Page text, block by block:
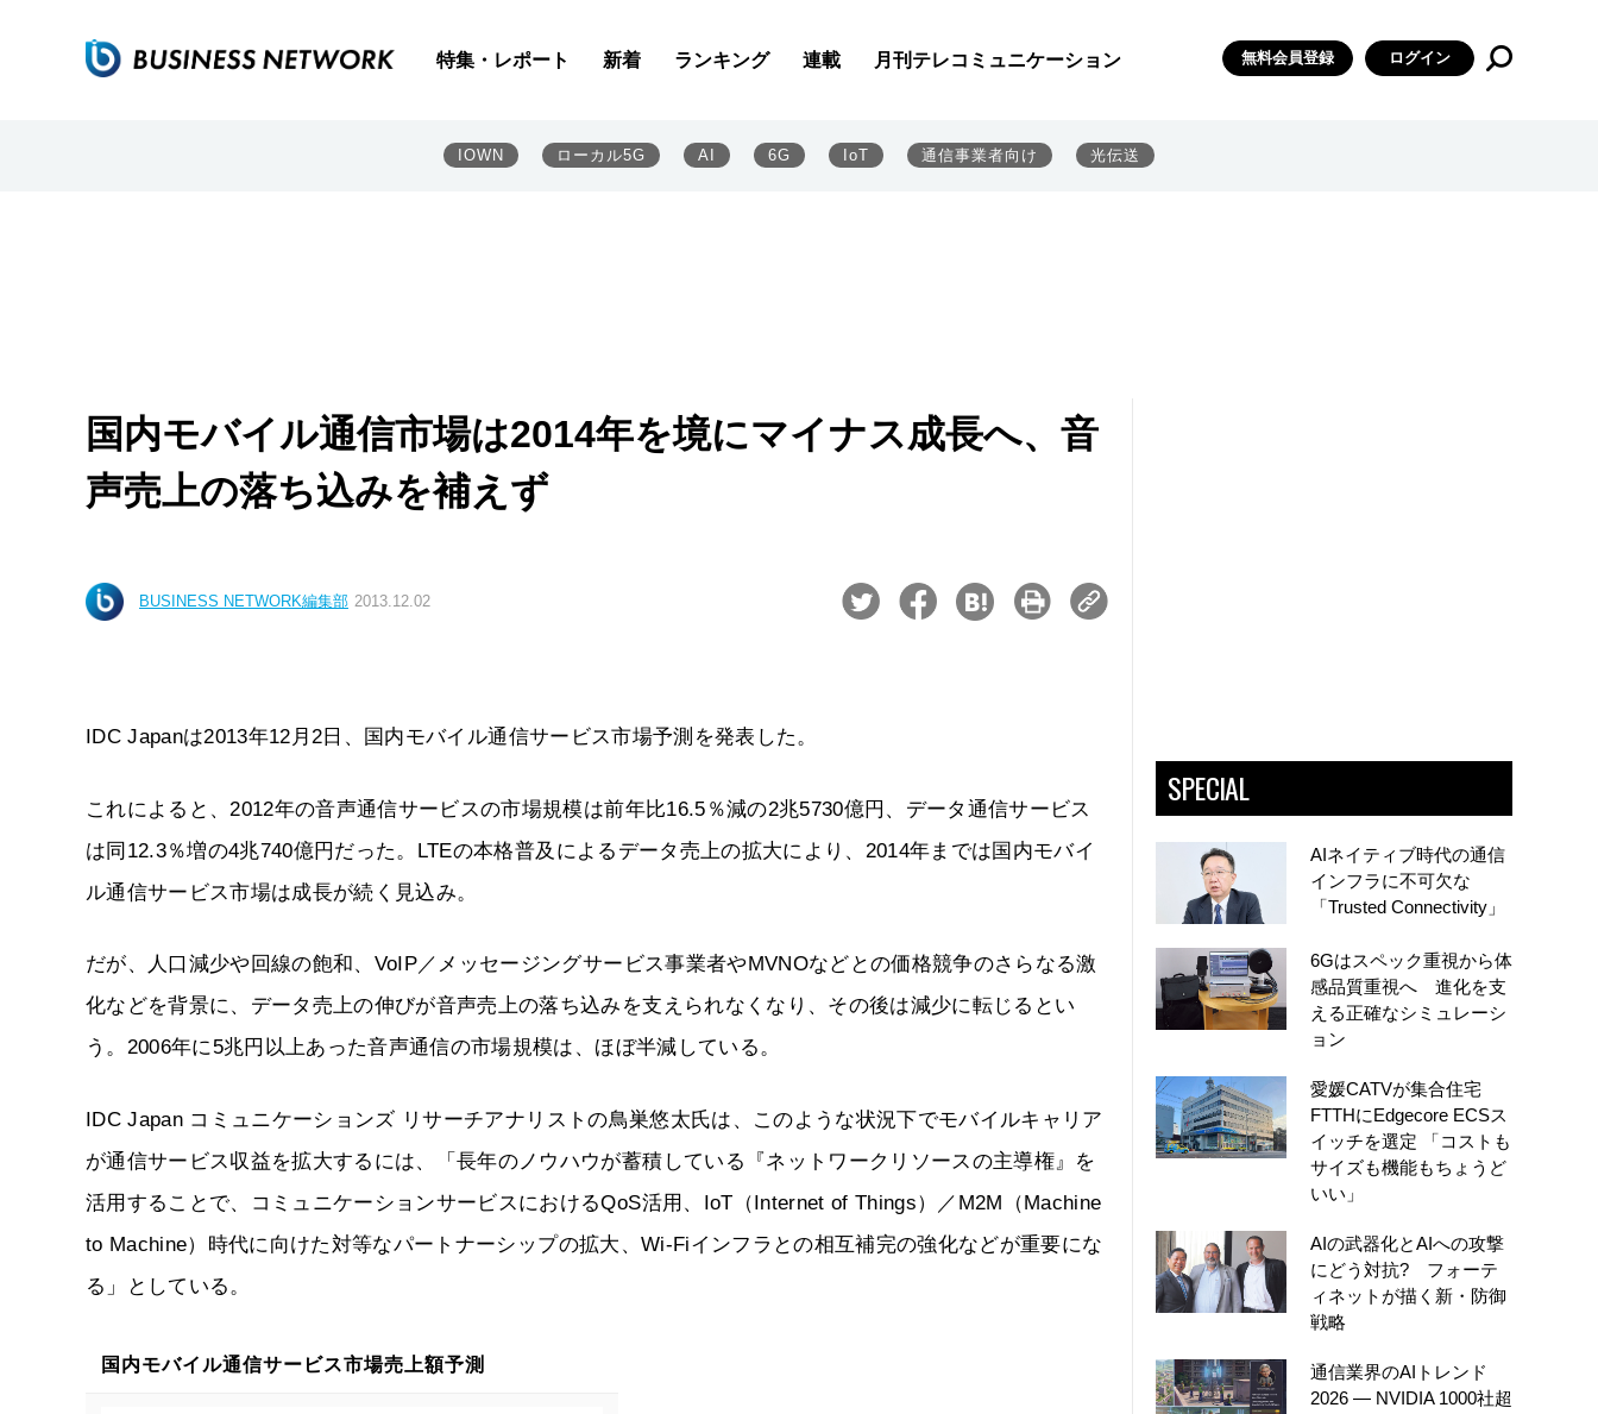
特集・レポート 新着 ランキング 連載 月刊テレコミュニケーション 無料会員登録 ログイン
IOWN ローカル5G AI 6G IoT 通信事業者向け 光伝送
国内モバイル通信市場は2014年を境にマイナス成長へ、音
声売上の落ち込みを補えず
BUSINESS NETWORK編集部 2013.12.02
IDC Japanは2013年12月2日、国内モバイル通信サービス市場予測を発表した。
これによると、2012年の音声通信サービスの市場規模は前年比16.5％減の2兆5730億円、データ通信サービス
は同12.3％増の4兆740億円だった。LTEの本格普及によるデータ売上の拡大により、2014年までは国内モバイ
ル通信サービス市場は成長が続く見込み。
だが、人口減少や回線の飽和、VoIP／メッセージングサービス事業者やMVNOなどとの価格競争のさらなる激
化などを背景に、データ売上の伸びが音声売上の落ち込みを支えられなくなり、その後は減少に転じるとい
う。2006年に5兆円以上あった音声通信の市場規模は、ほぼ半減している。
IDC Japan コミュニケーションズ リサーチアナリストの鳥巣悠太氏は、このような状況下でモバイルキャリア
が通信サービス収益を拡大するには、「長年のノウハウが蓄積している『ネットワークリソースの主導権』を
活用することで、コミュニケーションサービスにおけるQoS活用、IoT（Internet of Things）／M2M（Machine
to Machine）時代に向けた対等なパートナーシップの拡大、Wi-Fiインフラとの相互補完の強化などが重要にな
る」としている。
国内モバイル通信サービス市場売上額予測
SPECIAL
AIネイティブ時代の通信
インフラに不可欠な
「Trusted Connectivity」
6Gはスペック重視から体
感品質重視へ 進化を支
える正確なシミュレーシ
ョン
愛媛CATVが集合住宅
FTTHにEdgecore ECSス
イッチを選定 「コストも
サイズも機能もちょうど
いい」
AIの武器化とAIへの攻撃
にどう対抗? フォーテ
ィネットが描く新・防御
戦略
通信業界のAIトレンド
2026 ― NVIDIA 1000社超